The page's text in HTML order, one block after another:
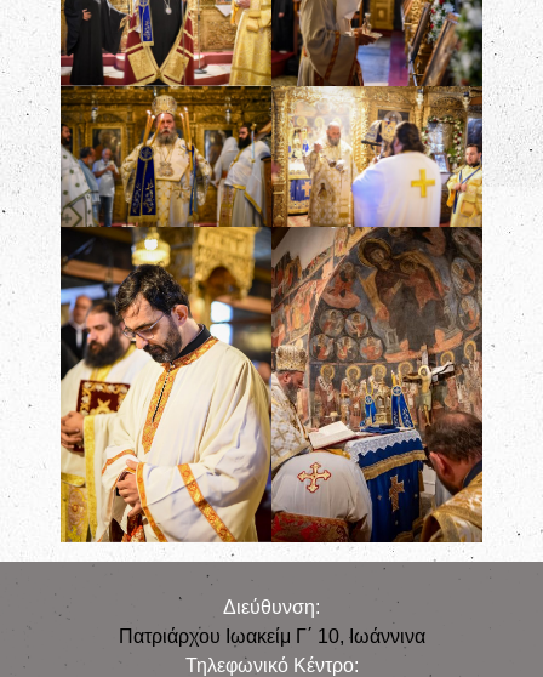
Διεύθυνση:
Πατριάρχου Ιωακείμ Γ΄ 10, Iωάννινα
Τηλεφωνικό Κέντρο: